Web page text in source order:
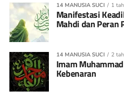
14 MANUSIA SUCI 1
Manifestasi
Mahdi dan Peran
14 MANUSIA SUCI 2
Imam
Kebenaran